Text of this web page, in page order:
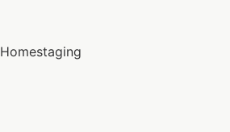
Homestaging